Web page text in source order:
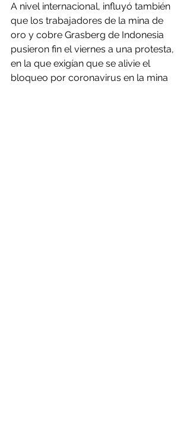
A nivel internacional, influyó también
que los trabajadores de la mina de
oro y cobre Grasberg de Indonesia
pusieron fin el viernes a una protesta,
en la que exigían que se alivie el
bloqueo por coronavirus en la mina